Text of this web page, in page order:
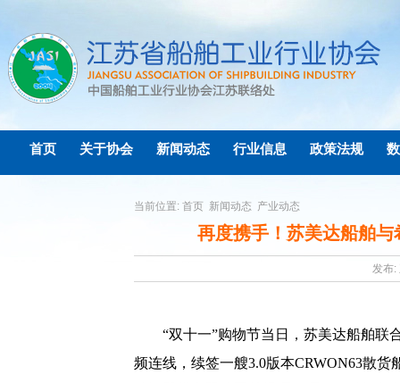
首页 关于协会 新闻动态 行业信息 政策法规
当前位置: 首页 新闻动态 产业动态
再度携手！苏美达船舶
发布:
“双十一”购物节当日，苏美达船舶联
频连线，续签一艘3.0版本CRWON63散货